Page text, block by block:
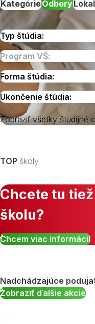
KategórieOdbory
Zobraziť všetky študijné
TOP školy
Chcete tu
školu?
Chcem viac informácií
Nadchádzajúce
Zobraziť ďalšie akcie